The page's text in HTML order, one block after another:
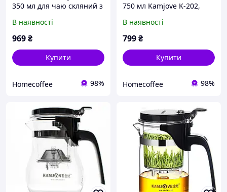
350 мл для чаю скляний з
тіпод прозорий для
чайної церемонії
В наявності
969₴
Купити
Homecoffee 98%
750 мл Kamjove K-202,
заварювальний скляний
із ситечком
В наявності
799₴
Купити
Homecoffee 98%